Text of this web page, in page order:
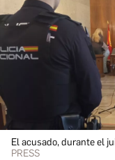
El acusado, durante el
PRESS